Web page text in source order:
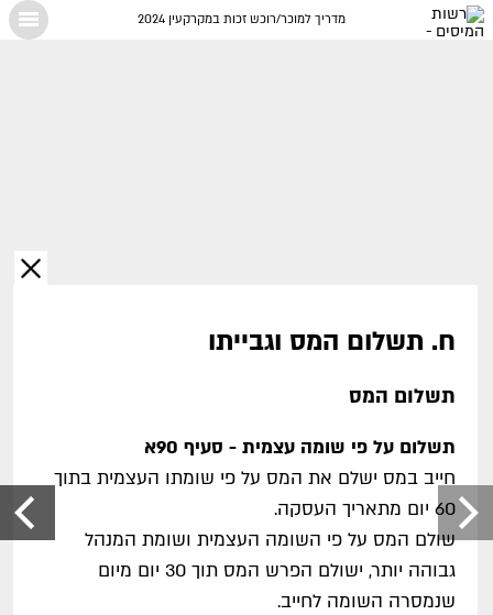
מדריך למוכר/רוכש זכות במקרקעין 2024
ח. תשלום המס וגבייתו
תשלום המס
תשלום על פי שומה עצמית - סעיף 90א
חייב במס ישלם את המס על פי שומתו העצמית בתוך
60 יום מתאריך העסקה.
שולם המס על פי השומה העצמית ושומת המנהל
גבוהה יותר, ישולם הפרש המס תוך 30 יום מיום
שנמסרה השומה לחייב.
X